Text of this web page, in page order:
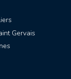
Gervais